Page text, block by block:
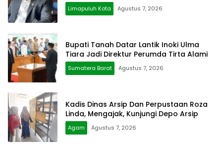
Limapuluh Kota Agustus 7, 2026
Bupati Tanah Datar Lantik Inoki Ulma
Tiara Jadi Direktur Perumda Tirta Alami
Sumatera Barat Agustus 7, 2026
Kadis Dinas Arsip Dan Perpustaan Roza
Linda, Mengajak, Kunjungi Depo Arsip
Agam Agustus 7, 2026